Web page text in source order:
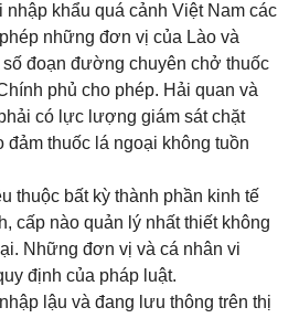
khẩu quá cảnh Việt Nam các
những đơn vị của Lào và
đoạn đường chuyên chở thuốc
phủ cho phép. Hải quan và
có lực lượng giám sát chặt
đảm thuốc lá ngoại không tuồn
thuộc bất kỳ thành phần kinh tế
cấp nào quản lý nhất thiết không
Những đơn vị và cá nhân vi
định của pháp luật.
lậu và đang lưu thông trên thị